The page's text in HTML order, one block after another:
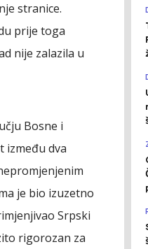
stranice.
prije toga
nije zalazila u
Bosne i
između dva
je bio izuzetno
Srpski
rigorozan za